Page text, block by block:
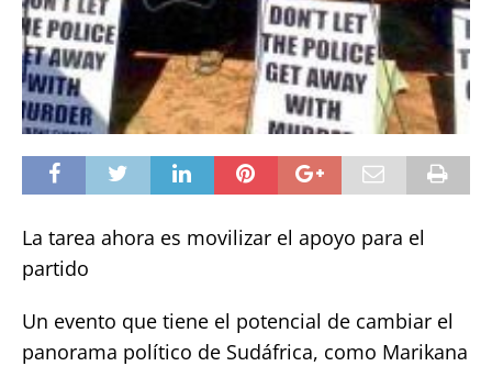
La tarea ahora es movilizar el apoyo para el
partido
Un evento que tiene el potencial de cambiar el
panorama político de Sudáfrica, como Marikana